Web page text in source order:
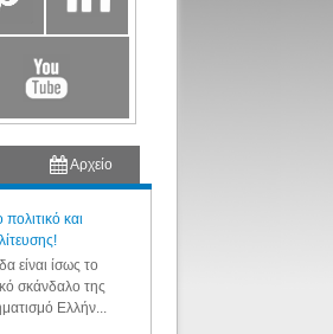
Αρχείο
και
είναι ίσως το
σκάνδαλο της
Ελλήν...